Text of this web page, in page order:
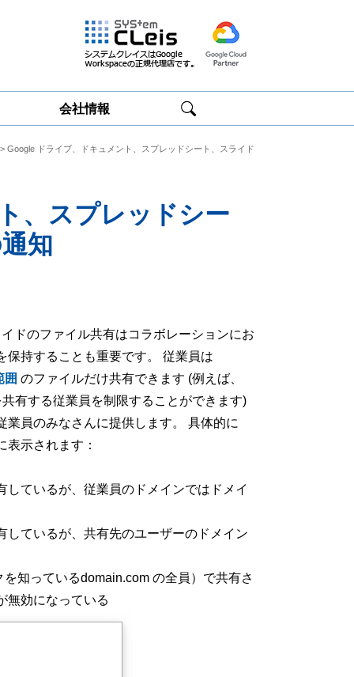
Google
Google
会社情報
Google ドライブ、ドキュメント、スプレッドシート、スライド
、スプレッドシー
知
ドのファイル共有はコラボレーションにお
保持することも重要です。 従業員は
囲 のファイルだけ共有できます (例えば、
有する従業員を制限することができます)
員のみなさんに提供します。 具体的に
示されます：
ているが、従業員のドメインではドメイ
ているが、共有先のユーザーのドメイン
知っているdomain.com の全員）で共有さ
無効になっている